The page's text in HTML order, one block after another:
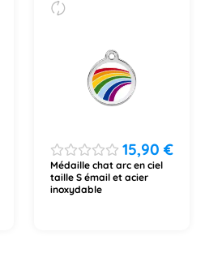
15,90€
Médaille chat arc en ciel
taille S émail et acier
inoxydable